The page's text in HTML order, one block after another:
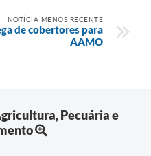
NOTÍCIA MENOS RECENTE
de cobertores para
AAMO
Pecuária e